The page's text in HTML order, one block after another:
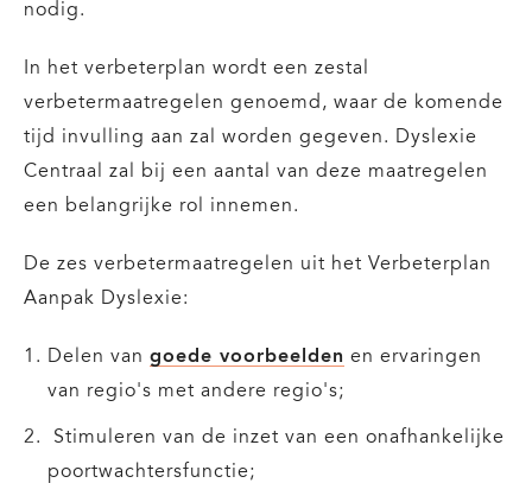
nodig.
In het verbeterplan wordt een zestal
verbetermaatregelen genoemd, waar de komende
tijd invulling aan zal worden gegeven. Dyslexie
Centraal zal bij een aantal van deze maatregelen
een belangrijke rol innemen.
De zes verbetermaatregelen uit het Verbeterplan
Aanpak Dyslexie:
Delen van goede voorbeelden en ervaringen
van regio's met andere regio's;
Stimuleren van de inzet van een onafhankelijke
poortwachtersfunctie;